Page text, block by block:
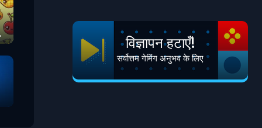
विज्ञापन हटाएँ!
सर्वोत्तम गेमिंग अनुभव के लिए